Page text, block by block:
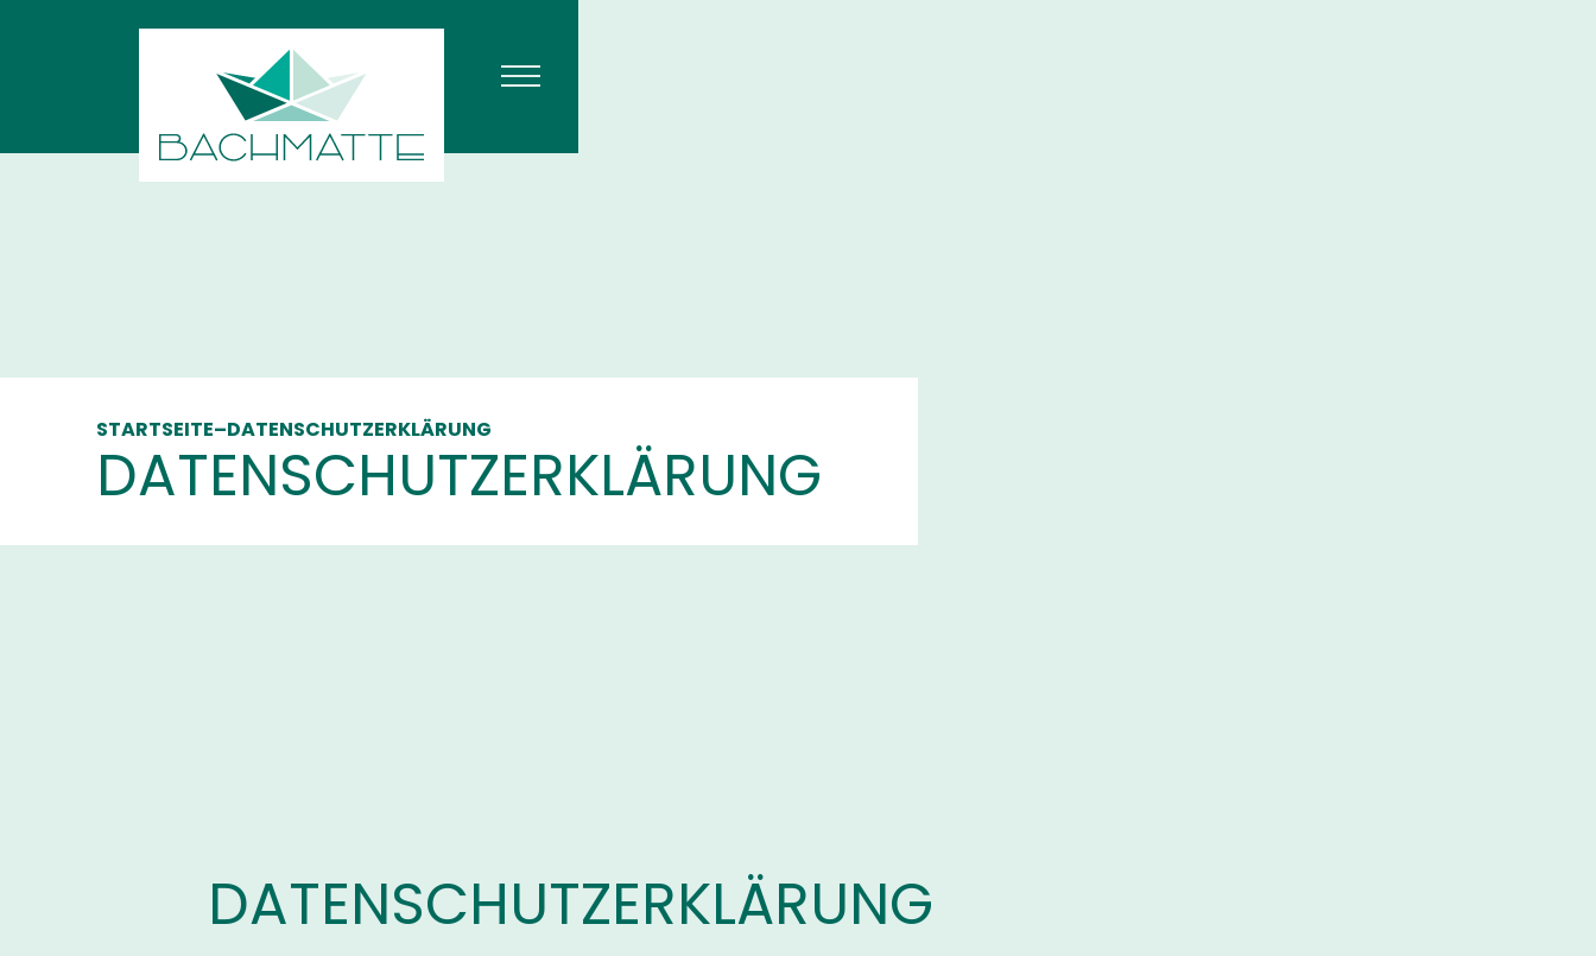
STARTSEITE–DATENSCHUTZERKLÄRUNG
DATENSCHUTZ­ERKLÄRUNG
DATENSCHUTZERKLÄRUNG